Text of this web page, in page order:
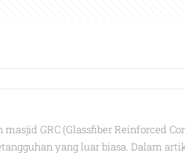
GRC (Glassfiber Reinforced
yang luar biasa. Dalam